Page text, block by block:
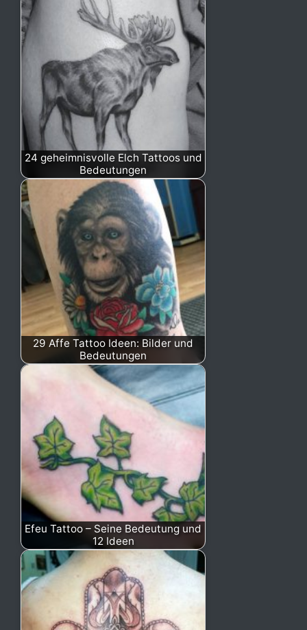
24 geheimnisvolle Elch Tattoos und
Bedeutungen
29 Affe Tattoo Ideen: Bilder und
Bedeutungen
Efeu Tattoo – Seine Bedeutung und
12 Ideen